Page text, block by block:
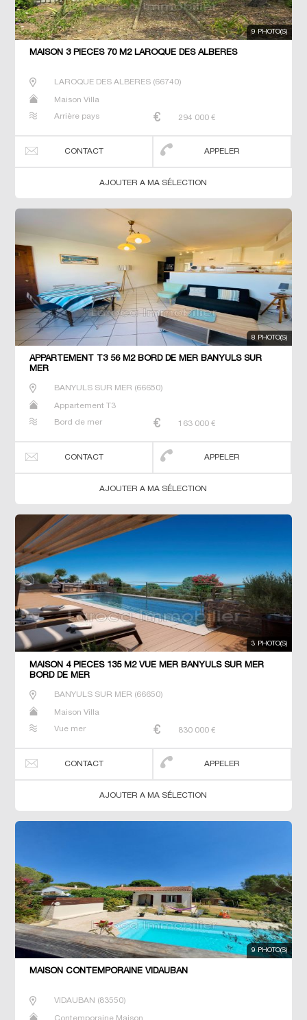
9 PHOTO(S)
MAISON 3 PIECES 70 M2 LAROQUE DES ALBERES
LAROQUE DES ALBERES(66740)
Maison Villa
Arrière pays 294 000 €
CONTACT APPELER
AJOUTER A MA SÉLECTION
8 PHOTO(S)
APPARTEMENT T3 56 M2 BORD DE MER BANYULS SUR
MER
BANYULS SUR MER (66650)
Appartement T3
Bord de mer 163 000 €
CONTACT APPELER
AJOUTER A MA SÉLECTION
3 PHOTO(S)
MAISON 4 PIECES 135 M2 VUE MER BANYULS SUR MER
BORD DE MER
BANYULS SUR MER (66650)
Maison Villa
Vue mer 830 000 €
CONTACT APPELER
AJOUTER A MA SÉLECTION
9 PHOTO(S)
MAISON CONTEMPORAINE VIDAUBAN
VIDAUBAN (83550)
Contemporaine Maison